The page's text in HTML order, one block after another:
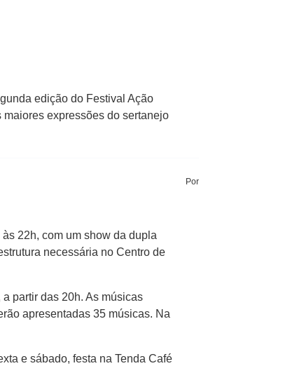
edição do Festival Ação
expressões do sertanejo
Por
22h, com um show da dupla
necessária no Centro de
partir das 20h. As músicas
apresentadas 35 músicas. Na
e sábado, festa na Tenda Café